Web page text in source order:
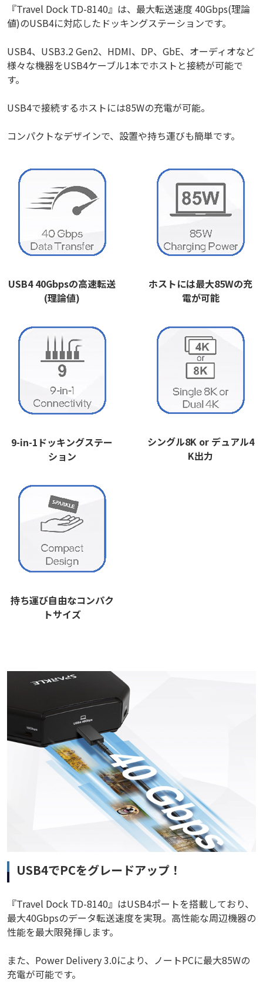
『Travel Dock TD-8140』は、最大転送速度 40Gbps(理論
値)のUSB4に対応したドッキングステーションです。
USB4、USB3.2 Gen2、HDMI、DP、GbE、オーディオなど
様々な機器をUSB4ケーブル1本でホストと接続が可能で
す。
USB4で接続するホストには85Wの充電が可能。
コンパクトなデザインで、設置や持ち運びも簡単です。
USB4 40Gbpsの高速転送
(理論値)
ホストには最大85Wの充
電が可能
9-in-1ドッキングステー
ション
シングル8K or デュアル4
K出力
持ち運び自由なコンパク
トサイズ
USB4でPCをグレードアップ！
『Travel Dock TD-8140』はUSB4ポートを搭載しており、
最大40Gbpsのデータ転送速度を実現。高性能な周辺機器の
性能を最大限発揮します。
また、Power Delivery 3.0により、ノートPCに最大85Wの
充電が可能です。